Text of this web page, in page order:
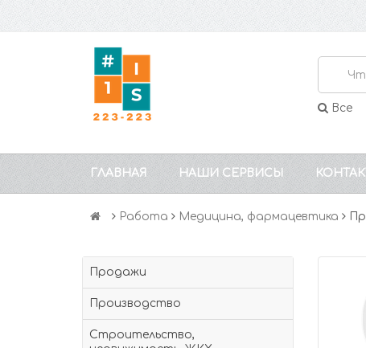
Все
ГЛАВНАЯ НАШИ СЕРВИСЫ
Работа Медицина, фармацевтика
Продажи
Производство
Строительство,